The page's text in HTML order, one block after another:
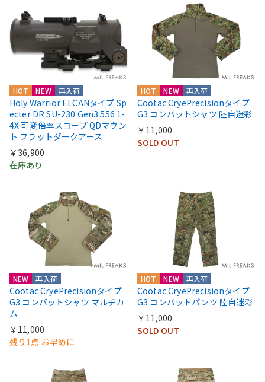
HOT NEW 再入荷
Holy Warrior ELCANタイプ Sp
ecter DR SU-230 Gen3 556 1-
4X 可変倍率スコープ QDマウン
ト フラットダークアース
￥36,900
在庫あり
HOT NEW 再入荷
Cootac CryePrecisionタイプ
G3 コンバットシャツ 陸自迷彩
￥11,000
SOLD OUT
NEW 再入荷
Cootac CryePrecisionタイプ
G3 コンバットシャツ マルチカ
ム
￥11,000
残り1点 お早めに
HOT NEW 再入荷
Cootac CryePrecisionタイプ
G3 コンバットパンツ 陸自迷彩
￥11,000
SOLD OUT